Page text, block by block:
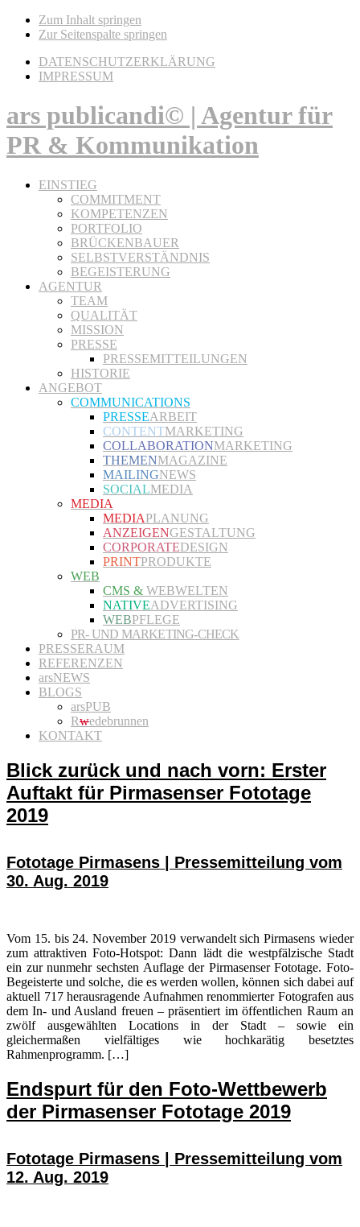
Zum Inhalt springen
Zur Seitenspalte springen
DATENSCHUTZERKLÄRUNG
IMPRESSUM
ars publicandi© | Agentur für
PR & Kommunikation
EINSTIEG
COMMITMENT
KOMPETENZEN
PORTFOLIO
BRÜCKENBAUER
SELBSTVERSTÄNDNIS
BEGEISTERUNG
AGENTUR
TEAM
QUALITÄT
MISSION
PRESSE
PRESSEMITTEILUNGEN
HISTORIE
ANGEBOT
COMMUNICATIONS
PRESSEARBEIT
CONTENTMARKETING
COLLABORATIONMARKETING
THEMENMAGAZINE
MAILINGNEWS
SOCIALMEDIA
MEDIA
MEDIAPLANUNG
ANZEIGENGESTALTUNG
CORPORATEDESIGN
PRINTPRODUKTE
WEB
CMS & WEBWELTEN
NATIVEADVERTISING
WEBPFLEGE
PR- UND MARKETING-CHECK
PRESSERAUM
REFERENZEN
arsNEWS
BLOGS
arsPUB
Rwedebrunnen
KONTAKT
Blick zurück und nach vorn: Erster
Auftakt für Pirmasenser Fototage
2019
Fototage Pirmasens | Pressemitteilung vom
30. Aug. 2019
Vom 15. bis 24. November 2019 verwandelt sich Pirmasens wieder
zum attraktiven Foto-Hotspot: Dann lädt die westpfälzische Stadt
ein zur nunmehr sechsten Auflage der Pirmasenser Fototage. Foto-
Begeisterte und solche, die es werden wollen, können sich dabei auf
aktuell 717 herausragende Aufnahmen renommierter Fotografen aus
dem In- und Ausland freuen – präsentiert im öffentlichen Raum an
zwölf ausgewählten Locations in der Stadt – sowie ein
gleichermaßen vielfältiges wie hochkarätig besetztes
Rahmenprogramm. […]
Endspurt für den Foto-Wettbewerb
der Pirmasenser Fototage 2019
Fototage Pirmasens | Pressemitteilung vom
12. Aug. 2019